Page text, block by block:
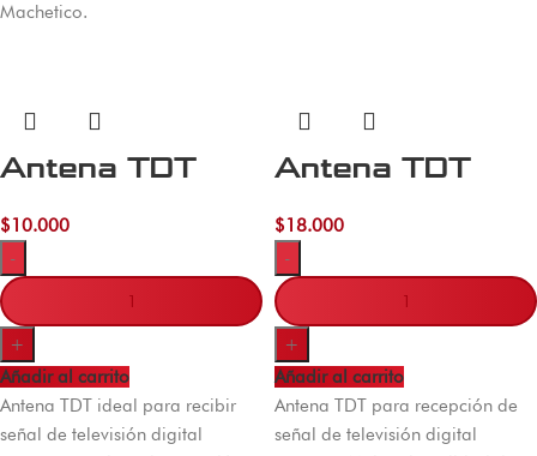
Machetico.
Antena TDT
$10.000
-
+
Añadir al carrito
Antena TDT ideal para recibir
señal de televisión digital
Antena TDT
$18.000
-
+
Añadir al carrito
Antena TDT para recepción de
señal de televisión digital